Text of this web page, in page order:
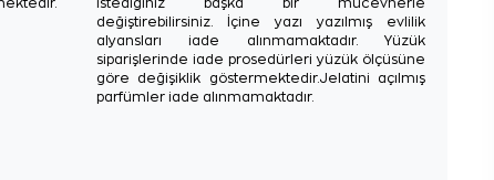
istediğiniz başka bir mücevherle
değiştirebilirsiniz. İçine yazı yazılmış evlilik
alyansları iade alınmamaktadır. Yüzük
siparişlerinde iade prosedürleri yüzük ölçüsüne
göre değişiklik göstermektedir.Jelatini açılmış
parfümler iade alınmamaktadır.